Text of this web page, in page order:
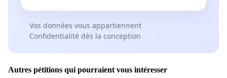
Vos données vous appartiennent
Confidentialité dès la conception
Autres pétitions qui pourraient vous intéresser